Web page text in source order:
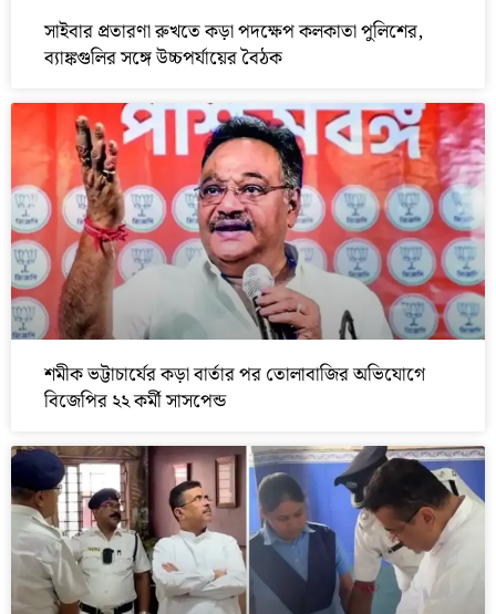
সাইবার প্রতারণা রুখতে কড়া পদক্ষেপ কলকাতা পুলিশের,
ব্যাঙ্কগুলির সঙ্গে উচ্চপর্যায়ের বৈঠক
শমীক ভট্টাচার্যের কড়া বার্তার পর তোলাবাজির অভিযোগে
বিজেপির ২২ কর্মী সাসপেন্ড